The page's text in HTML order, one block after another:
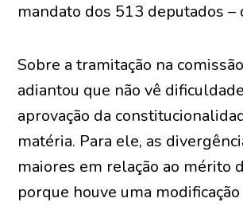
mandato dos 513 deputados –
Sobre a tramitação na
adiantou que não vê
aprovação da
matéria. Para ele, as
maiores em relação ao mérito
porque houve uma